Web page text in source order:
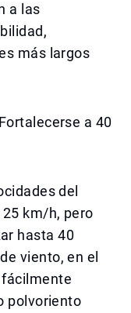
a las
más largos
a 40
del
km/h, pero
hasta 40
viento, en el
fácilmente
polvoriento